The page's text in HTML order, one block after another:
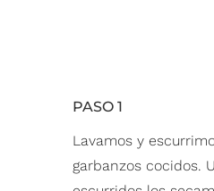
PASO 1
Lavamos y
garbanzos cocidos.